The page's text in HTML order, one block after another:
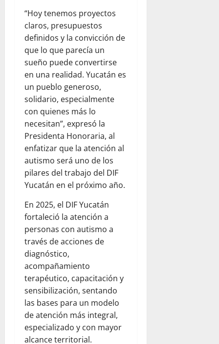
“Hoy tenemos proyectos
claros, presupuestos
definidos y la convicción de
que lo que parecía un
sueño puede convertirse
en una realidad. Yucatán es
un pueblo generoso,
solidario, especialmente
con quienes más lo
necesitan”, expresó la
Presidenta Honoraria, al
enfatizar que la atención al
autismo será uno de los
pilares del trabajo del DIF
Yucatán en el próximo año.
En 2025, el DIF Yucatán
fortaleció la atención a
personas con autismo a
través de acciones de
diagnóstico,
acompañamiento
terapéutico, capacitación y
sensibilización, sentando
las bases para un modelo
de atención más integral,
especializado y con mayor
alcance territorial.